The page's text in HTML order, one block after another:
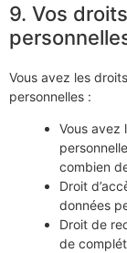
9. Vos
Vous avez les
personnelles :
Vous avez
combien
Droit
données
Droit de
de